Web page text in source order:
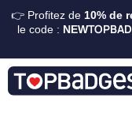
👉 Profitez de 10% de
le code : NEW